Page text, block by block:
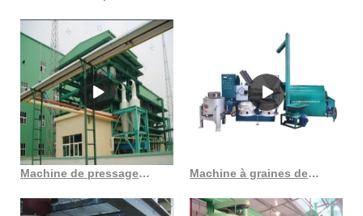
Machine de pressage d’huile de graines d’abrasin au Gabon Machine à graines de tournesol, expulseur d’huile de son de riz, vie numérique en France